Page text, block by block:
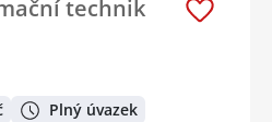
technik
Plný úvazek